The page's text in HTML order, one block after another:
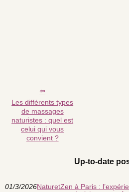
Les différents types
de massages
naturistes : quel est
celui qui vous
convient ?
Up-to-date
01/3/2026NaturetZen à Paris :